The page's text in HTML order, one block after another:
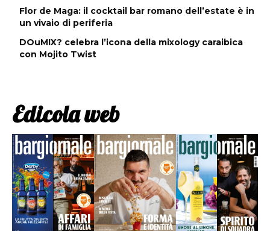
Flor de Maga: il cocktail bar romano dell’estate è in
un vivaio di periferia
DOuMIX? celebra l’icona della mixology caraibica
con Mojito Twist
Edicola web